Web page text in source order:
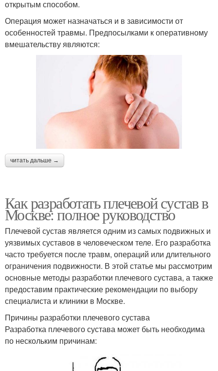
открытым способом.
Операция может назначаться и в зависимости от
особенностей травмы. Предпосылками к оперативному
вмешательству являются:
читать дальше →
Как разработать плечевой сустав в
Москве: полное руководство
Плечевой сустав является одним из самых подвижных и
уязвимых суставов в человеческом теле. Его разработка
часто требуется после травм, операций или длительного
ограничения подвижности. В этой статье мы рассмотрим
основные методы разработки плечевого сустава, а также
предоставим практические рекомендации по выбору
специалиста и клиники в Москве.
Причины разработки плечевого сустава
Разработка плечевого сустава может быть необходима
по нескольким причинам: